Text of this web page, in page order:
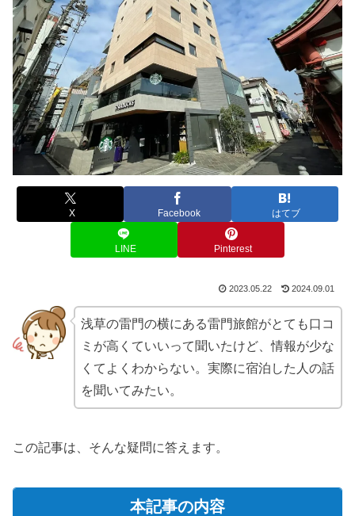
X Facebook はてブ
LINE Pinterest
2023.05.22 2024.09.01
浅草の雷門の横にある雷門旅館がとても口コ
ミが高くていいって聞いたけど、情報が少な
くてよくわからない。実際に宿泊した人の話
を聞いてみたい。
この記事は、そんな疑問に答えます。
本記事の内容